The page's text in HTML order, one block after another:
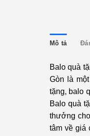
Mô tả
Balo quà
Gòn là
tặng, balo
Balo quà
thưởng
tâm về giá